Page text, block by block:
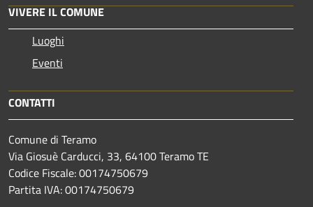
VIVERE IL COMUNE
Luoghi
Eventi
CONTATTI
Comune di Teramo
Via Giosuè Carducci, 33, 64100 Teramo TE
Codice Fiscale: 00174750679
Partita IVA: 00174750679